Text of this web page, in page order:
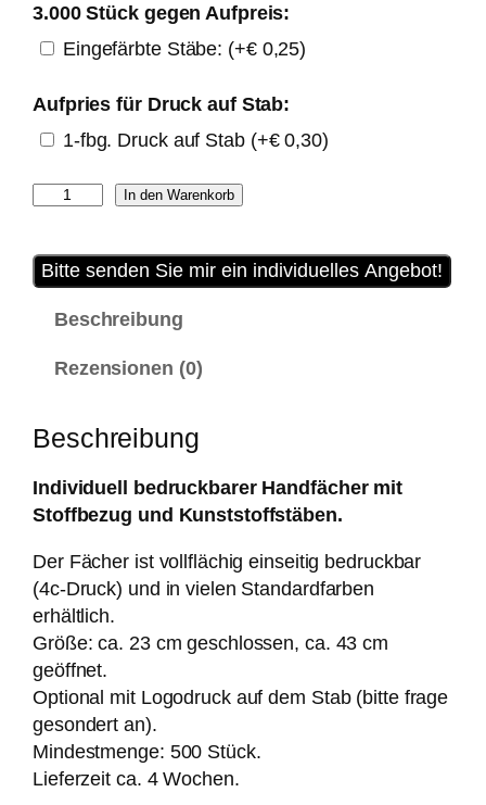
3.000 Stück gegen Aufpreis:
Eingefärbte Stäbe: (+€0,25)
Aufpries für Druck auf Stab:
1-fbg. Druck auf Stab (+€0,30)
c
a
t
i
/
S
t
o
f
f
)
M
e
In den Warenkorb
Bitte senden Sie mir ein individuelles Angebot!
Beschreibung
Rezensionen (0)
Beschreibung
Individuell bedruckbarer Handfächer mit
Stoffbezug und Kunststoffstäben.
Der Fächer ist vollflächig einseitig bedruckbar
(4c-Druck) und in vielen Standardfarben
erhältlich.
Größe: ca. 23 cm geschlossen, ca. 43 cm
geöffnet.
Optional mit Logodruck auf dem Stab (bitte frage
gesondert an).
Mindestmenge: 500 Stück.
Lieferzeit ca. 4 Wochen.